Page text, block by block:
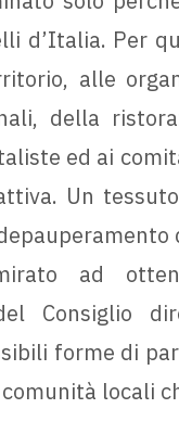
d’Italia. Per
alle
della
ed ai
Un
ad
Consiglio
forme di
locali